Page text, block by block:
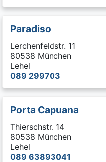
Paradiso
Lerchenfeldstr. 11
80538 München
Lehel
089 299703
Porta Capuana
Thierschstr. 14
80538 München
Lehel
089 63893041